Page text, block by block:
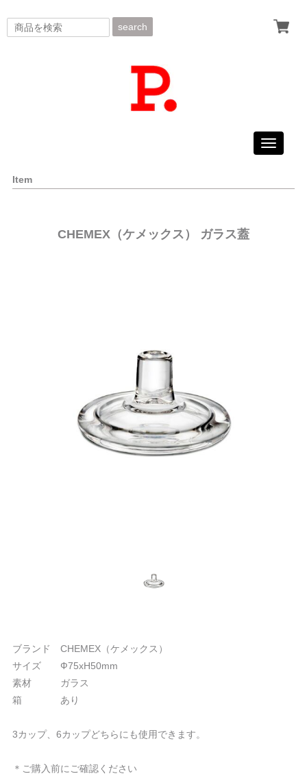
search
Toggle
Item
CHEMEX（ケメックス） ガラス蓋
ブランド CHEMEX（ケメックス）
サイズ Ф75xH50mm
素材 ガラス
箱 あり
3カップ、6カップどちらにも使用できます。
＊ご購入前にご確認ください